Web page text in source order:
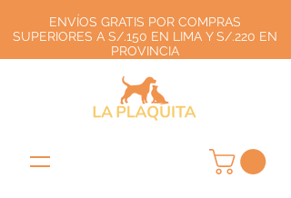
ENVÍOS GRATIS POR COMPRAS
SUPERIORES A S/.150 EN LIMA Y S/.220 EN
PROVINCIA